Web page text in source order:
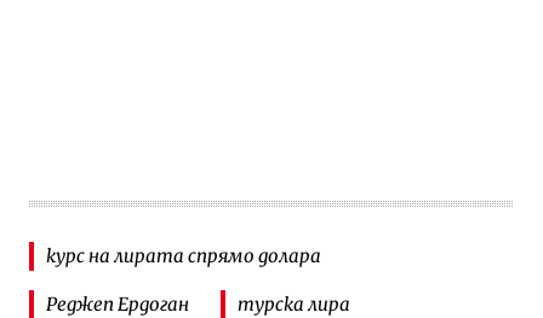
курс на лирата спрямо долара
Реджеп Ердоган турска лира